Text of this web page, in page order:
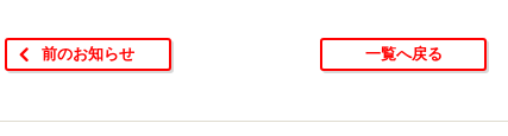
前のお知らせ 一覧へ戻る